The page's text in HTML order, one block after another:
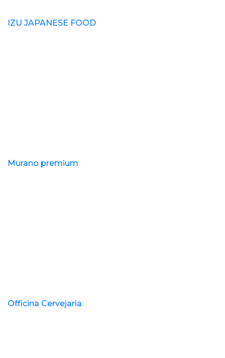
IZU JAPANESE FOOD
Murano premium
Officina Cervejaria